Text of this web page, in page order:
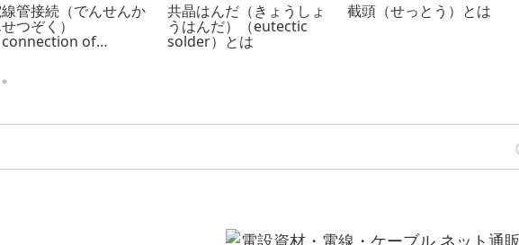
管接続（でんせんか
つぞく）
connection of
共晶はんだ（きょうしょ
うはんだ）（eutectic
solder）とは
截頭（せっとう）とは